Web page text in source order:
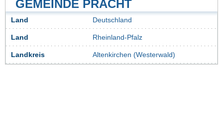
GEMEINDE PRACHT
Land Deutschland
Land Rheinland-Pfalz
Landkreis Altenkirchen (Westerwald)